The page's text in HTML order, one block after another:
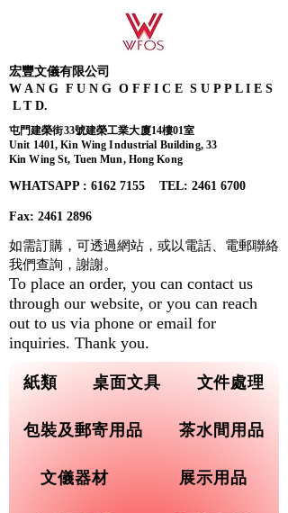
宏豐文儀有限公司
W A N G F U N G O F F I C E S U P P L I E S
L T D.
屯門建榮街33號建榮工業大廈14樓01室
Unit 1401, Kin Wing Industrial Building, 33
Kin Wing St, Tuen Mun, Hong Kong
WHATSAPP : 6162 7155​ TEL: 2461 6700
Fax: 2461 2896
紙類 桌面文具 文件處理
包裝及郵寄用品 茶水間用品
文儀器材 展示用品
如需訂購，可透過網站，或以電話、電郵聯絡
我們查詢， 謝謝。
To place an order, you can contact us
through our website, or you can reach
out to us via phone or email for
inquiries. Thank you.